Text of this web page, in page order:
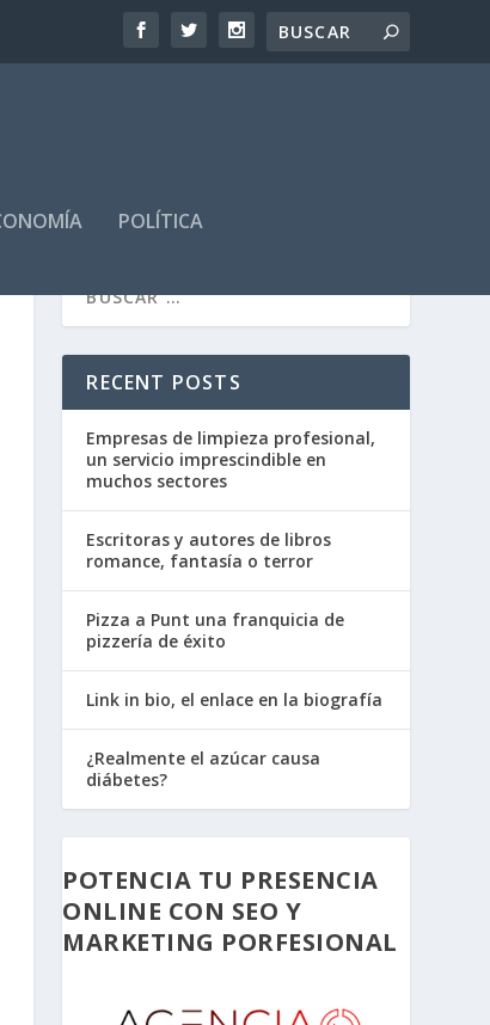
POLÍTICA
RECENT POSTS
Empresas de limpieza profesional,
un servicio imprescindible en
muchos sectores
Escritoras y autores de libros
romance, fantasía o terror
Pizza a Punt una franquicia de
pizzería de éxito
Link in bio, el enlace en la biografía
¿Realmente el azúcar causa
diábetes?
POTENCIA TU PRESENCIA
ONLINE CON SEO Y
MARKETING PORFESIONAL